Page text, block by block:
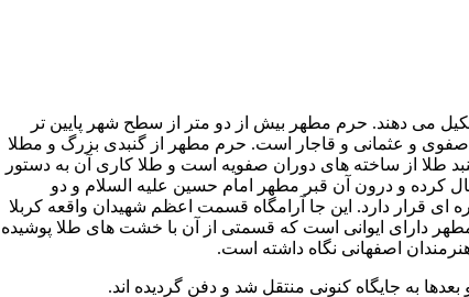
مى دهند. حرم مطهر بیش از دو متر از سطح شهر پایین تر
صفوى و عثمانى و قاجار است. حرم مطهر از گنبدى بزرگ و مطلا
طلا از ساخته هاى دوران صفویه است و طلا کارى آن به دستور
کرده و درون آن قبر مطهر امام حسین علیه السلام و دو
قرار دارد. این جا آرامگاه قسمت اعظم شهیدان واقعه کربلا
داراى ایوانى است که قسمتى از آن با خشت هاى طلا پوشیده
اصفهانى نگاه داشته است.
به جایگاه کنونى منتقل شد و دفن گردیده اند.